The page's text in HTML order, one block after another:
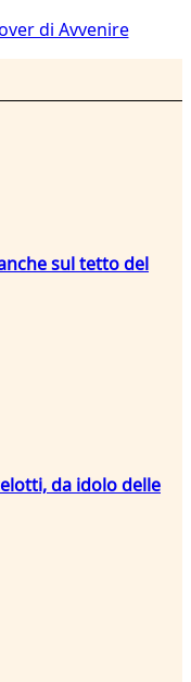
di Avvenire
sul tetto del
da idolo delle